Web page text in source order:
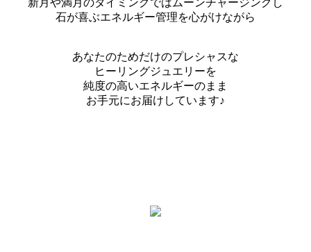
新月や満月のタイミングではムーンチャージングし
石が喜ぶエネルギー管理を心がけながら
あなたのためだけのプレシャスな
ヒーリングジュエリーを
純度の高いエネルギーのまま
お手元にお届けしています♪